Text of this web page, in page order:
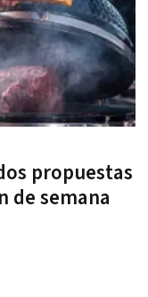
propuestas
de semana